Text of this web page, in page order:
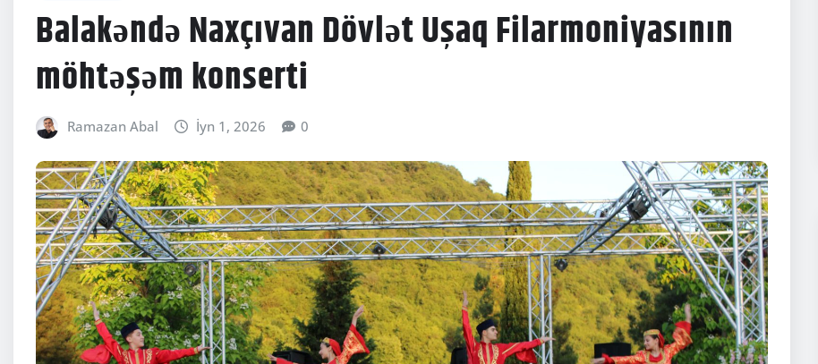
Balakəndə Naxçıvan Dövlət Uşaq Filarmoniyasının
möhtəşəm konserti
Ramazan Abal İyn 1, 2026 0